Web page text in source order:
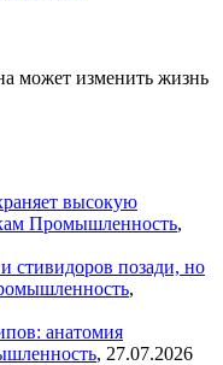
может изменить жизнь
высокую
Промышленность,
стивидоров позади, но
,
анатомия
, 27.07.2026